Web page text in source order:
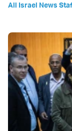
All Israel News